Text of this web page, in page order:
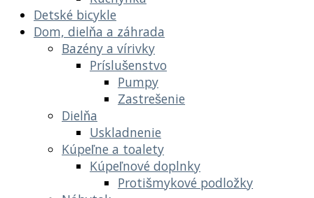
Detské bicykle
Dom, dielňa a záhrada
Bazény a vírivky
Príslušenstvo
Pumpy
Zastrešenie
Dielňa
Uskladnenie
Kúpeľne a toalety
Kúpeľnové doplnky
Protišmykové podložky